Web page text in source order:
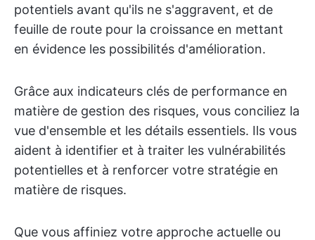
potentiels avant qu'ils ne s'aggravent, et de
feuille de route pour la croissance en mettant
en évidence les possibilités d'amélioration.
Grâce aux indicateurs clés de performance en
matière de gestion des risques, vous conciliez la
vue d'ensemble et les détails essentiels. Ils vous
aident à identifier et à traiter les vulnérabilités
potentielles et à renforcer votre stratégie en
matière de risques.
Que vous affiniez votre approche actuelle ou